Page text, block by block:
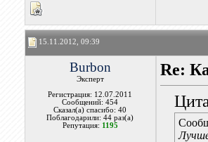
15.11.2012, 09:39
Burbon
Эксперт
Регистрация: 12.07.2011
Сообщений: 454
Сказал(а) спасибо: 40
Поблагодарили: 44 раз(а)
Репутация: 1195
Re: